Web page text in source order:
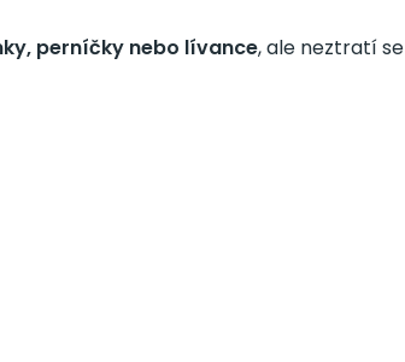
perníčky nebo lívance, ale neztratí se